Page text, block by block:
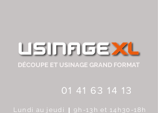
DÉCOUPE ET USINAGE GRAND FORMAT
01 41 63 14 13
Lundi au jeudi
9h-13h et 14h30-18h